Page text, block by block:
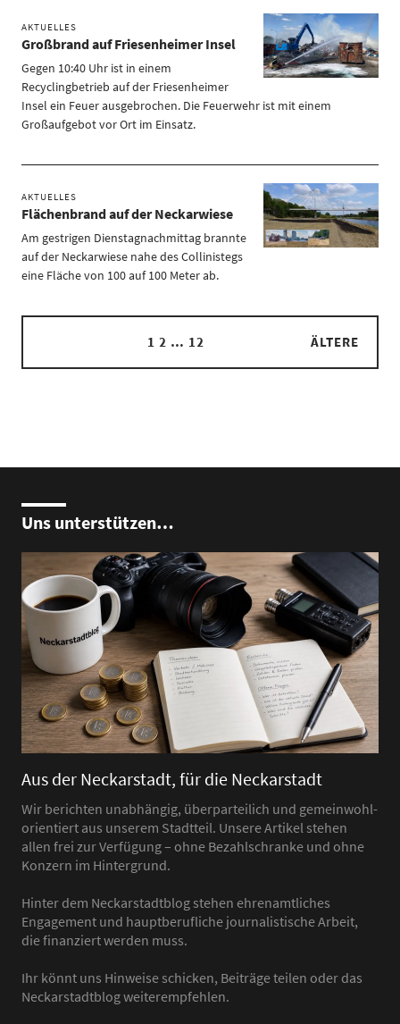
AKTUELLES
Großbrand auf Friesenheimer Insel
Gegen 10:40 Uhr ist in einem
Recyclingbetrieb auf der Friesenheimer
Insel ein Feuer ausgebrochen. Die Feuerwehr ist mit einem
Großaufgebot vor Ort im Einsatz.
AKTUELLES
Flächenbrand auf der Neckarwiese
Am gestrigen Dienstagnachmittag brannte
auf der Neckarwiese nahe des Collinistegs
eine Fläche von 100 auf 100 Meter ab.
1 2 … 12 ÄLTERE
Uns unterstützen…
Aus der Neckarstadt, für die Neckarstadt
Wir berichten unabhängig, überparteilich und gemeinwohl-
orientiert aus unserem Stadtteil. Unsere Artikel stehen
allen frei zur Verfügung – ohne Bezahlschranke und ohne
Konzern im Hintergrund.
Hinter dem Neckarstadtblog stehen ehrenamtliches
Engagement und hauptberufliche journalistische Arbeit,
die finanziert werden muss.
Ihr könnt uns Hinweise schicken, Beiträge teilen oder das
Neckarstadtblog weiterempfehlen.